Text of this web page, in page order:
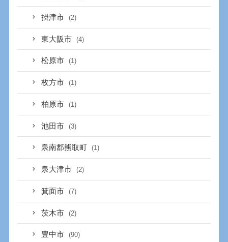
摂津市 (2)
東大阪市 (4)
松原市 (1)
枚方市 (1)
柏原市 (1)
池田市 (3)
泉南郡熊取町 (1)
泉大津市 (2)
箕面市 (7)
茨木市 (2)
豊中市 (90)